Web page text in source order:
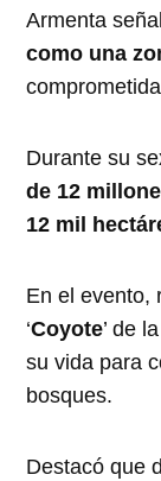
Armenta
como una
Durante su
de 12
12 mil
En el evento,
‘Coyote’ de la
su vida para
bosques.
Destacó que